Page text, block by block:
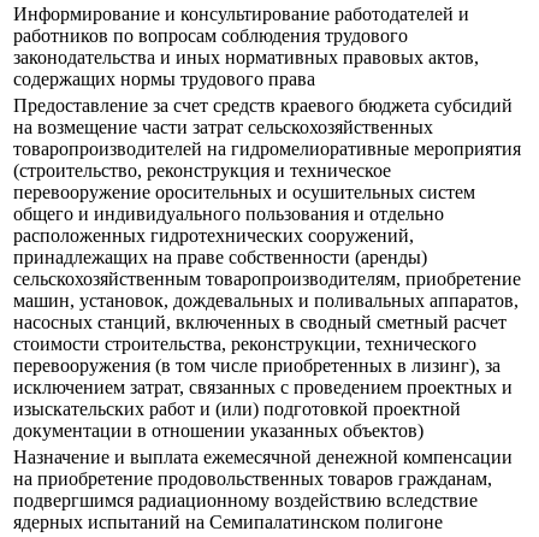
Информирование и консультирование работодателей и
работников по вопросам соблюдения трудового
законодательства и иных нормативных правовых актов,
содержащих нормы трудового права
Предоставление за счет средств краевого бюджета субсидий
на возмещение части затрат сельскохозяйственных
товаропроизводителей на гидромелиоративные мероприятия
(строительство, реконструкция и техническое
перевооружение оросительных и осушительных систем
общего и индивидуального пользования и отдельно
расположенных гидротехнических сооружений,
принадлежащих на праве собственности (аренды)
сельскохозяйственным товаропроизводителям, приобретение
машин, установок, дождевальных и поливальных аппаратов,
насосных станций, включенных в сводный сметный расчет
стоимости строительства, реконструкции, технического
перевооружения (в том числе приобретенных в лизинг), за
исключением затрат, связанных с проведением проектных и
изыскательских работ и (или) подготовкой проектной
документации в отношении указанных объектов)
Назначение и выплата ежемесячной денежной компенсации
на приобретение продовольственных товаров гражданам,
подвергшимся радиационному воздействию вследствие
ядерных испытаний на Семипалатинском полигоне